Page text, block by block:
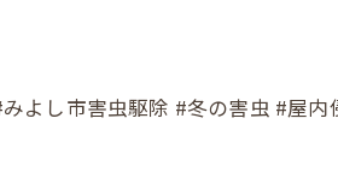
よし市害虫駆除 #冬の害虫 #屋